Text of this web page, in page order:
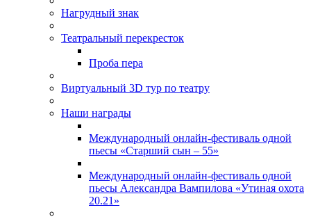
Нагрудный знак
Театральный перекресток
Проба пера
Виртуальный 3D тур по театру
Наши награды
Международный онлайн-фестиваль одной
пьесы «Старший сын – 55»
Международный онлайн-фестиваль одной
пьесы Александра Вампилова «Утиная охота
20.21»